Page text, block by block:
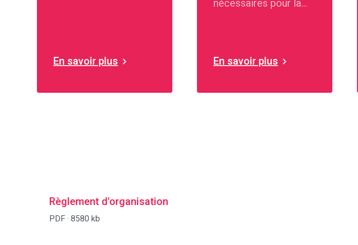
En savoir plus
nécessaires pour la
En savoir plus
Règlement d'organisation
PDF · 8580 kb